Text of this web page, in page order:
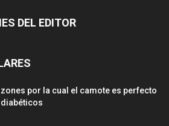
DEL EDITOR
por la cual el camote es perfecto